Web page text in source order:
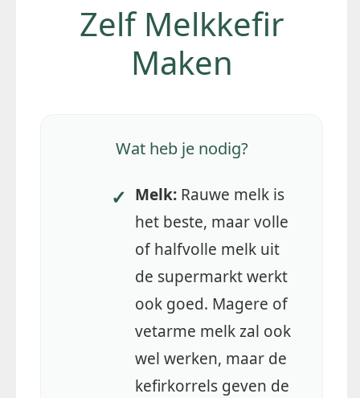
Zelf Melkkefir
Maken
Wat heb je nodig?
✓ Melk: Rauwe melk is
het beste, maar volle
of halfvolle melk uit
de supermarkt werkt
ook goed. Magere of
vetarme melk zal ook
wel werken, maar de
kefirkorrels geven de